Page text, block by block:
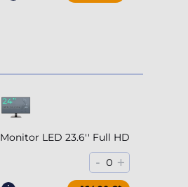
Monitor LED 23.6'' Full HD
- 0 +